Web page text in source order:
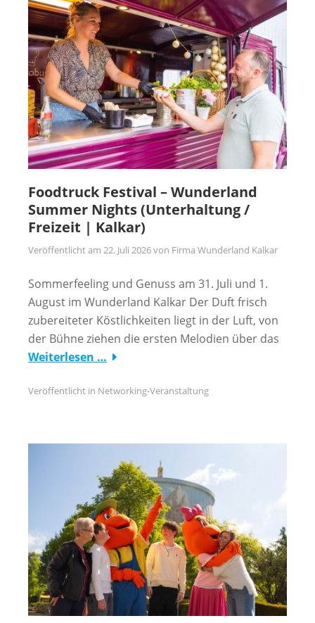
Foodtruck Festival – Wunderland
Summer Nights (Unterhaltung /
Freizeit | Kalkar)
Veröffentlicht am 22. Juli 2026von Firma Wunderland Kalkar
Sommerfeeling und Genuss am 31. Juli und 1.
August im Wunderland Kalkar Der Duft frisch
zubereiteter Köstlichkeiten liegt in der Luft, von
der Bühne ziehen die ersten Melodien über das
Weiterlesen …
Veröffentlicht in Networking-Veranstaltung